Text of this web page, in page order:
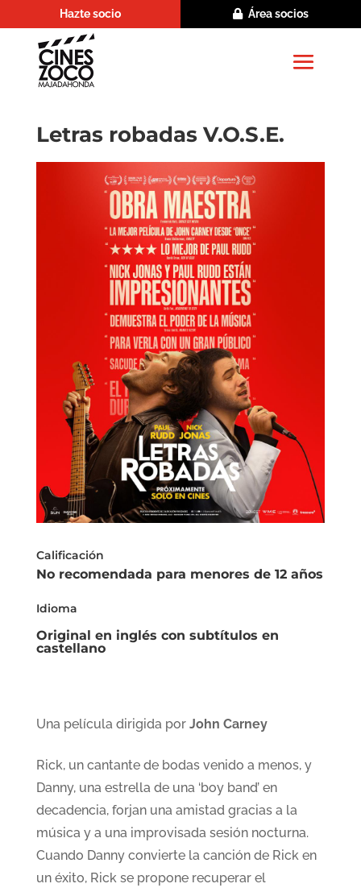
Hazte socio Área socios
Letras robadas V.O.S.E.
Calificación
No recomendada para menores de 12 años
Idioma
Original en inglés con subtítulos en
castellano
Una película dirigida por John Carney
Rick, un cantante de bodas venido a menos, y
Danny, una estrella de una ‘boy band’ en
decadencia, forjan una amistad gracias a la
música y a una improvisada sesión nocturna.
Cuando Danny convierte la canción de Rick en
un éxito, Rick se propone recuperar el